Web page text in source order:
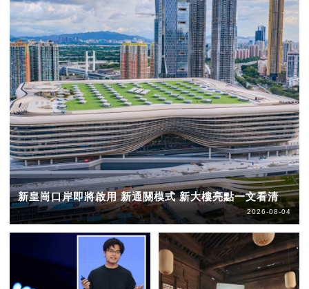
新皇崗口岸即將啟用 新通關模式 新大樓亮點一文看清
2026-08-04